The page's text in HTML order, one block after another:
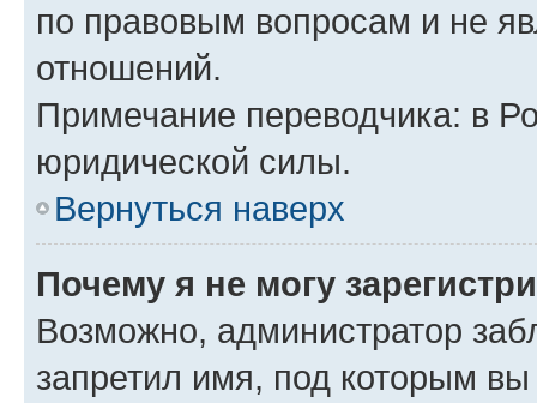
по правовым вопросам и не
отношений.
Примечание переводчика: в
юридической силы.
Вернуться наверх
Почему я не могу
Возможно, администратор
запретил имя, под которым вы